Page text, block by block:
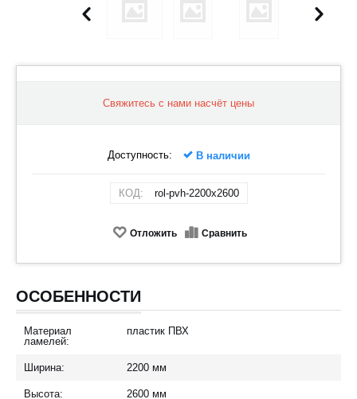
Свяжитесь с нами насчёт цены
Доступность: В наличии
КОД: rol-pvh-2200x2600
Отложить Сравнить
ОСОБЕННОСТИ
Материал
ламелей:
пластик ПВХ
Ширина: 2200 мм
Высота: 2600 мм